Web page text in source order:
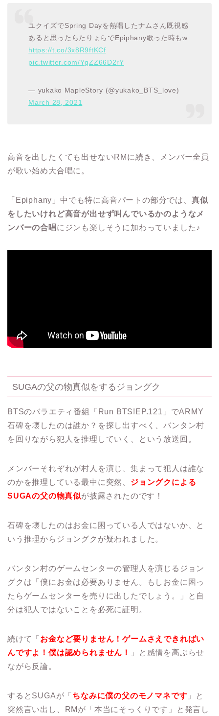
ユクイズでSpring Dayを熱唱したナムさん既視感
あると思ったらたりょらでEpiphany歌った時もw
https://t.co/3x8R9ftKCf
pic.twitter.com/YgZZ66D2rY
— yukako ‍MapleStory (@yukako_BTS_love)
March 28, 2021
高音を出したくても出せないRMに続き、メンバー全員
が歌い始め大合唱に。
「Epiphany」中でも特に高音パートの部分では、 真似
をしたいけれど高音が出せず叫んでいるかのようなメ
ンバーの合唱にジンも楽しそうに加わっていました♪
SUGAの父の物真似をするジョングク
BTSのバラエティ番組「Run BTS!EP.121」でARMY
石碑を壊したのは誰か？を探し出すべく、バンタン村
を回りながら犯人を推理していく、という放送回。
メンバーそれぞれが村人を演じ、集まって犯人は誰な
のかを推理している最中に突然、 ジョングクによる
SUGAの父の物真似が披露されたのです！
石碑を壊したのはお金に困っている人ではないか、と
いう推理からジョングクが疑われました。
バンタン村のゲームセンターの管理人を演じるジョン
グクは「僕にお金は必要ありません。もしお金に困っ
たらゲームセンターを売りに出したでしょう。」と自
分は犯人ではないことを必死に証明。
続けて「 お金など要りません！ゲームさえできればい
んですよ！僕は認められません！
」と感情を高ぶらせ
ながら反論。
するとSUGAが「 ちなみに僕の父のモノマネです 」と
突然言い出し、RMが「本当にそっくりです」と発言し